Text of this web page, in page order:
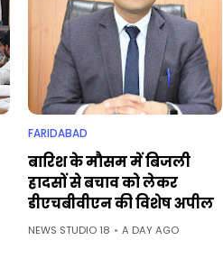
FARIDABAD
बारिश के मौसम में बिजली
हादसों से बचाव को लेकर
डीएचबीवीएन की विशेष अपील
NEWS STUDIO 18 A DAY AGO